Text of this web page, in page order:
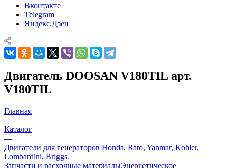
Вконтакте
Telegram
Яндекс.Дзен
Двигатель DOOSAN V180TIL арт.
V180TIL
Главная
—
Каталог
—
Двигатели для генераторов Honda, Rato, Yanmar, Kohler,
Lombardini, Briggs
Запчасти и расходные материалыЭнергетическое